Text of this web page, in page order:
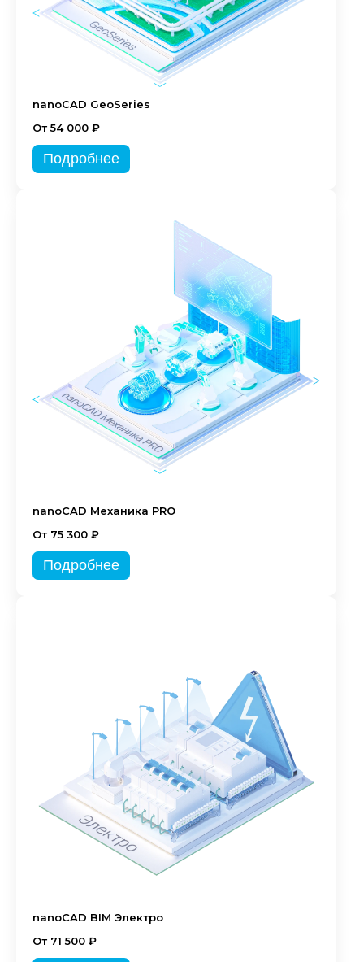
nanoCAD GeoSeries
От 54 000 ₽
Подробнее
nanoCAD Механика PRO
От 75 300 ₽
Подробнее
nanoCAD BIM Электро
От 71 500 ₽